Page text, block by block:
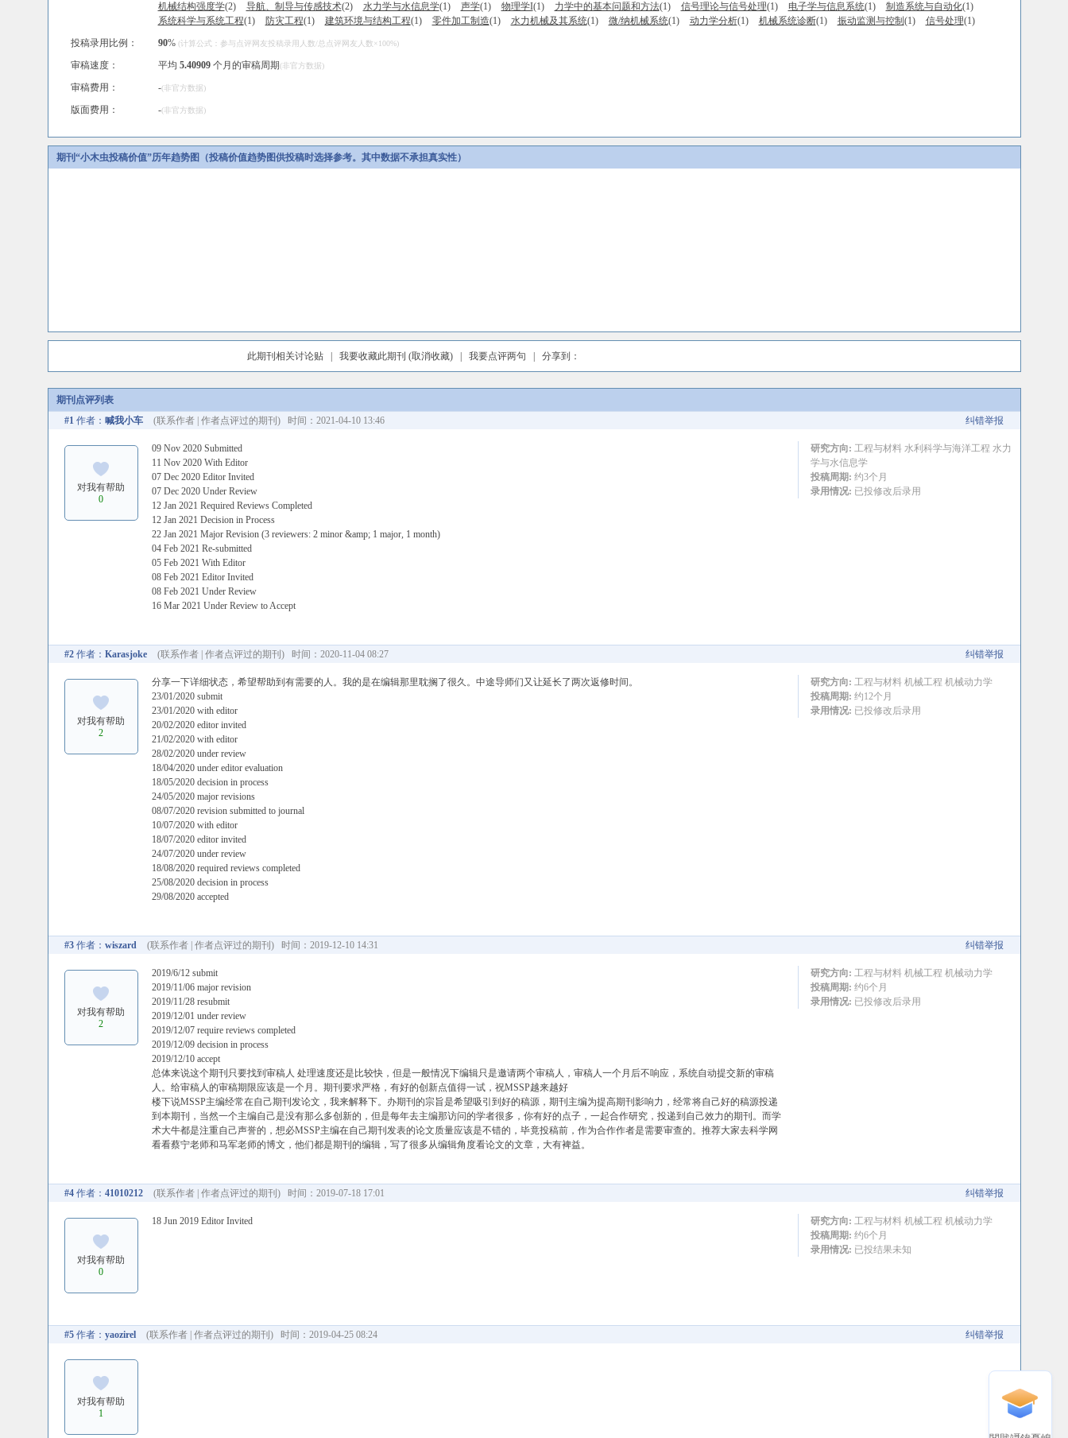
机械结构强度学(2) 导航、制导与传感技术(2) 水力学与水信息学(1) 声学(1) 物理学I(1) 力学中的基本问题和方法(1) 信号理论与信号处理(1) 电子学与信息系统(1) 制造系统与自动化(1)
系统科学与系统工程(1) 防灾工程(1) 建筑环境与结构工程(1) 零件加工制造(1) 水力机械及其系统(1) 微/纳机械系统(1) 动力学分析(1) 机械系统诊断(1) 振动监测与控制 (1) 信号处理(1)
投稿录用比例：
90% (计算公式：参与点评网友投稿录用人数/总点评网友人数×100%)
审稿速度： 平均 5.40909个月的审稿周期(非官方数据)
审稿费用： -(非官方数据)
版面费用： -(非官方数据)
期刊“小木虫投稿价值”历年趋势图（投稿价值趋势图供投稿时选择参考。其中数据不承担真实性）
此期刊相关讨论贴| 我要收藏此期刊 (取消收藏)| 我要点评两句 | 分享到：
期刊点评列表
#1作者： 喊我小车 (联系作者| 作者点评过的期刊 ) 时间：2021-04-10 13:46 纠错举报
对我有帮助
0
09 Nov 2020 Submitted
11 Nov 2020 With Editor
07 Dec 2020 Editor Invited
07 Dec 2020 Under Review
12 Jan 2021 Required Reviews Completed
12 Jan 2021 Decision in Process
22 Jan 2021 Major Revision (3 reviewers: 2 minor &amp; 1 major, 1 month)
04 Feb 2021 Re-submitted
05 Feb 2021 With Editor
08 Feb 2021 Editor Invited
08 Feb 2021 Under Review
16 Mar 2021 Under Review to Accept
研究方向: 工程与材料 水利科学与海洋工程 水力
学与水信息学
投稿周期: 约3个月
录用情况: 已投修改后录用
#2作者： Karasjoke (联系作者| 作者点评过的期刊 ) 时间：2020-11-04 08:27 纠错举报
对我有帮助
2
分享一下详细状态，希望帮助到有需要的人。我的是在编辑那里耽搁了很久。中途导师们又让延长了两次返修时间。
23/01/2020 submit
23/01/2020 with editor
20/02/2020 editor invited
21/02/2020 with editor
28/02/2020 under review
18/04/2020 under editor evaluation
18/05/2020 decision in process
24/05/2020 major revisions
08/07/2020 revision submitted to journal
10/07/2020 with editor
18/07/2020 editor invited
24/07/2020 under review
18/08/2020 required reviews completed
25/08/2020 decision in process
29/08/2020 accepted
研究方向: 工程与材料 机械工程 机械动力学
投稿周期: 约12个月
录用情况: 已投修改后录用
#3作者： wiszard (联系作者| 作者点评过的期刊 ) 时间：2019-12-10 14:31 纠错举报
对我有帮助
2
2019/6/12 submit
2019/11/06 major revision
2019/11/28 resubmit
2019/12/01 under review
2019/12/07 require reviews completed
2019/12/09 decision in process
2019/12/10 accept
总体来说这个期刊只要找到审稿人 处理速度还是比较快，但是一般情况下编辑只是邀请两个审稿人，审稿人一个月后不响应，系统自动提交新的审稿
人。给审稿人的审稿期限应该是一个月。期刊要求严格，有好的创新点值得一试，祝MSSP越来越好
楼下说MSSP主编经常在自己期刊发论文，我来解释下。办期刊的宗旨是希望吸引到好的稿源，期刊主编为提高期刊影响力，经常将自己好的稿源投递
到本期刊，当然一个主编自己是没有那么多创新的，但是每年去主编那访问的学者很多，你有好的点子，一起合作研究，投递到自己效力的期刊。而学
术大牛都是注重自己声誉的，想必MSSP主编在自己期刊发表的论文质量应该是不错的，毕竟投稿前，作为合作作者是需要审查的。推荐大家去科学网
看看蔡宁老师和马军老师的博文，他们都是期刊的编辑，写了很多从编辑角度看论文的文章，大有裨益。
研究方向: 工程与材料 机械工程 机械动力学
投稿周期: 约6个月
录用情况: 已投修改后录用
#4作者： 41010212 (联系作者| 作者点评过的期刊 ) 时间：2019-07-18 17:01 纠错举报
对我有帮助
0
18 Jun 2019 Editor Invited 研究方向: 工程与材料 机械工程 机械动力学
投稿周期: 约6个月
录用情况: 已投结果未知
#5作者： yaozirel (联系作者| 作者点评过的期刊 ) 时间：2019-04-25 08:24 纠错举报
对我有帮助
1